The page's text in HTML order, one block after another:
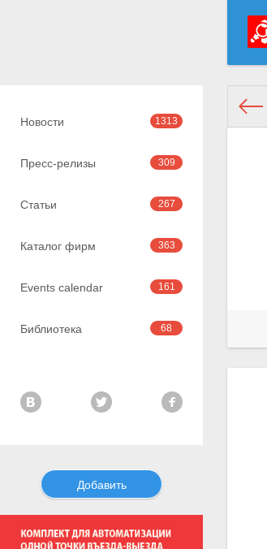
Новости 1313
Пресс-релизы 309
Статьи 267
Каталог фирм 363
Events calendar 161
Библиотека 68
Добавить